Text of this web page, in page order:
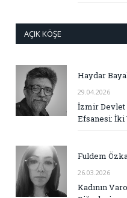
AÇIK KÖŞE
Haydar
29.04.2026
İzmir Devlet
Efsanesi: İki
Fuldem
26.03.2026
Kadının